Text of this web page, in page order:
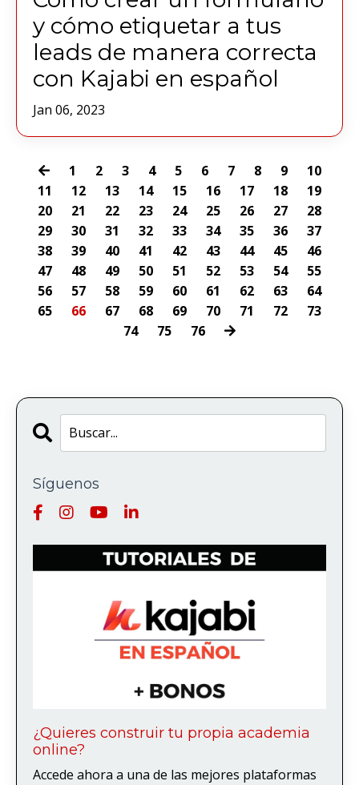
y cómo etiquetar a tus
leads de manera correcta
con Kajabi en español
Jan 06, 2023
1 2 3 4 5 6 7 8 9
10
11
12 13 14 15 16 17 18
19
20
21 22 23 24 25 26 27
28
29
30 31 32 33 34 35 36
37
38
39 40 41 42 43 44 45
46
47
48 49 50 51 52 53 54
55
56
57 58 59 60 61 62 63
64
65
66 67 68 69 70 71 72
73
74
75 76
Síguenos
¿Quieres construir tu propia academia
online?
Accede ahora a una de las mejores plataformas